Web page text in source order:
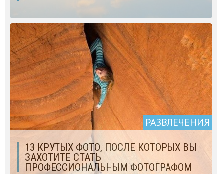
РАЗВЛЕЧЕНИЯ
13 КРУТЫХ ФОТО, ПОСЛЕ КОТОРЫХ ВЫ
ЗАХОТИТЕ СТАТЬ
ПРОФЕССИОНАЛЬНЫМ ФОТОГРАФОМ